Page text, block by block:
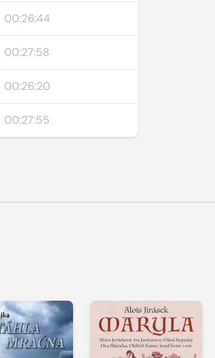
00:26:44
00:27:58
00:26:20
00:27:55
Přehrát
ukázku